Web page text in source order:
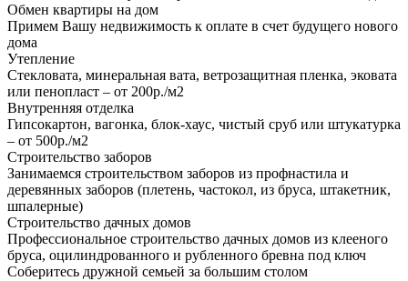
Обмен квартиры на дом
Примем Вашу недвижимость к оплате в счет будущего нового
дома
Утепление
Стекловата, минеральная вата, ветрозащитная пленка, эковата
или пенопласт – от 200р./м2
Внутренняя отделка
Гипсокартон, вагонка, блок-хаус, чистый сруб или штукатурка
– от 500р./м2
Строительство заборов
Занимаемся строительством заборов из профнастила и
деревянных заборов (плетень, частокол, из бруса, штакетник,
шпалерные)
Строительство дачных домов
Профессиональное строительство дачных домов из клееного
бруса, оцилиндрованного и рубленного бревна под ключ
Соберитесь дружной семьей за большим столом